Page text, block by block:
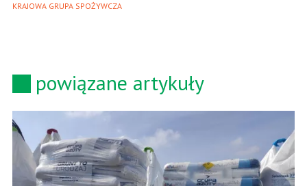
KRAJOWA GRUPA SPOŻYWCZA
powiązane artykuły